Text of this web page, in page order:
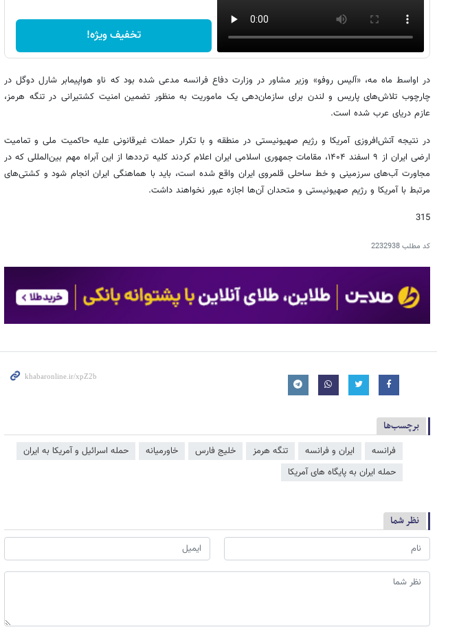
تخفیف ویژه!
در اواسط ماه مه، «آلیس روفو» وزیر مشاور در وزارت دفاع فرانسه مدعی شده بود که ناو هواپیمابر شارل دوگل در
چارچوب تلاش‌های پاریس و لندن برای سازمان‌دهی یک ماموریت به منظور تضمین امنیت کشتیرانی در تنگه هرمز،
عازم دریای عرب شده است.
در نتیجه آتش‌افروزی آمریکا و رژیم صهیونیستی در منطقه و با تکرار حملات غیرقانونی علیه حاکمیت ملی و تمامیت
ارضی ایران از ۹ اسفند ۱۴۰۴، مقامات جمهوری اسلامی ایران اعلام کردند کلیه ترددها از این آبراه مهم بین‌المللی که در
مجاورت آب‌های سرزمینی و خط ساحلی قلمروی ایران واقع شده است، باید با هماهنگی ایران انجام شود و کشتی‌های
مرتبط با آمریکا و رژیم صهیونیستی و متحدان آن‌ها اجازه عبور نخواهند داشت.
315
کد مطلب2232938
برچسب‌ها
فرانسه ایران و فرانسه تنگه هرمز خلیج فارس خاورمیانه
حمله اسرائیل و آمریکا به ایران
حمله ایران به پایگاه های آمریکا
نظر شما